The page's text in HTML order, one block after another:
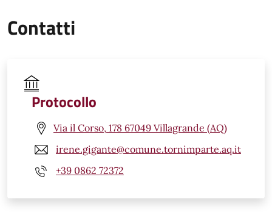
Contatti
Protocollo
Via il Corso, 178 67049 Villagrande (AQ)
irene.gigante@comune.tornimparte.aq.it
+39 0862 72372